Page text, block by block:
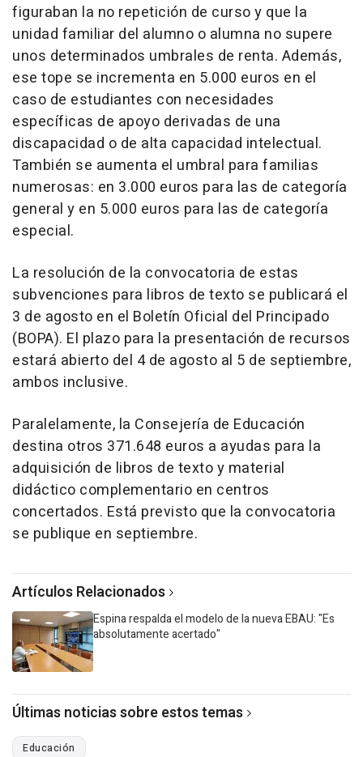
figuraban la no repetición de curso y que la
unidad familiar del alumno o alumna no supere
unos determinados umbrales de renta. Además,
ese tope se incrementa en 5.000 euros en el
caso de estudiantes con necesidades
específicas de apoyo derivadas de una
discapacidad o de alta capacidad intelectual.
También se aumenta el umbral para familias
numerosas: en 3.000 euros para las de categoría
general y en 5.000 euros para las de categoría
especial.
La resolución de la convocatoria de estas
subvenciones para libros de texto se publicará el
3 de agosto en el Boletín Oficial del Principado
(BOPA). El plazo para la presentación de recursos
estará abierto del 4 de agosto al 5 de septiembre,
ambos inclusive.
Paralelamente, la Consejería de Educación
destina otros 371.648 euros a ayudas para la
adquisición de libros de texto y material
didáctico complementario en centros
concertados. Está previsto que la convocatoria
se publique en septiembre.
Artículos Relacionados
Espina respalda el modelo de la nueva EBAU: "Es
absolutamente acertado"
Últimas noticias sobre estos temas
Educación